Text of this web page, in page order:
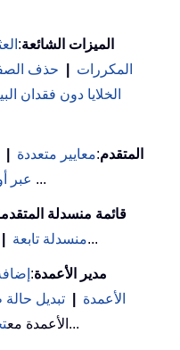
الميزات الشائعة:
المكررات
حذف
الخلايا دون فقدان
بحث VLookup المتقدم:معايير متعددة
عبر ...
قائمة منسدلة
منسدلة تابعة...
مدير الأعمدة:
الأعمدة
تبديل
الأعمدة مع ...